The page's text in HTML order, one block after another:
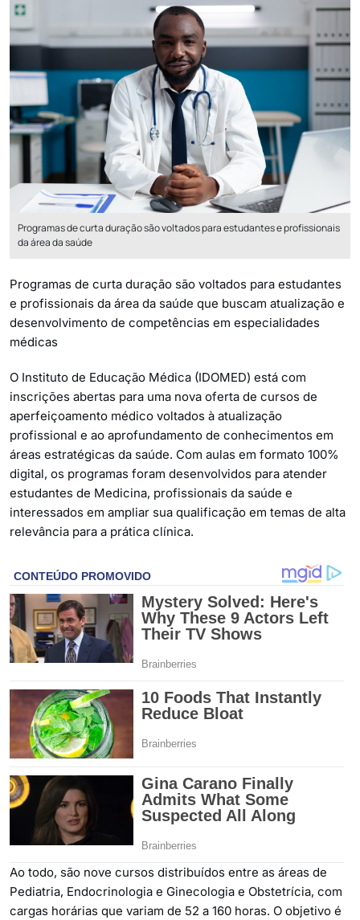
Programas de curta duração são voltados para estudantes e profissionais
da área da saúde
Programas de curta duração são voltados para estudantes
e profissionais da área da saúde que buscam atualização e
desenvolvimento de competências em especialidades
médicas
O Instituto de Educação Médica (IDOMED) está com
inscrições abertas para uma nova oferta de cursos de
aperfeiçoamento médico voltados à atualização
profissional e ao aprofundamento de conhecimentos em
áreas estratégicas da saúde. Com aulas em formato 100%
digital, os programas foram desenvolvidos para atender
estudantes de Medicina, profissionais da saúde e
interessados em ampliar sua qualificação em temas de alta
relevância para a prática clínica.
Ao todo, são nove cursos distribuídos entre as áreas de
Pediatria, Endocrinologia e Ginecologia e Obstetrícia, com
cargas horárias que variam de 52 a 160 horas. O objetivo é